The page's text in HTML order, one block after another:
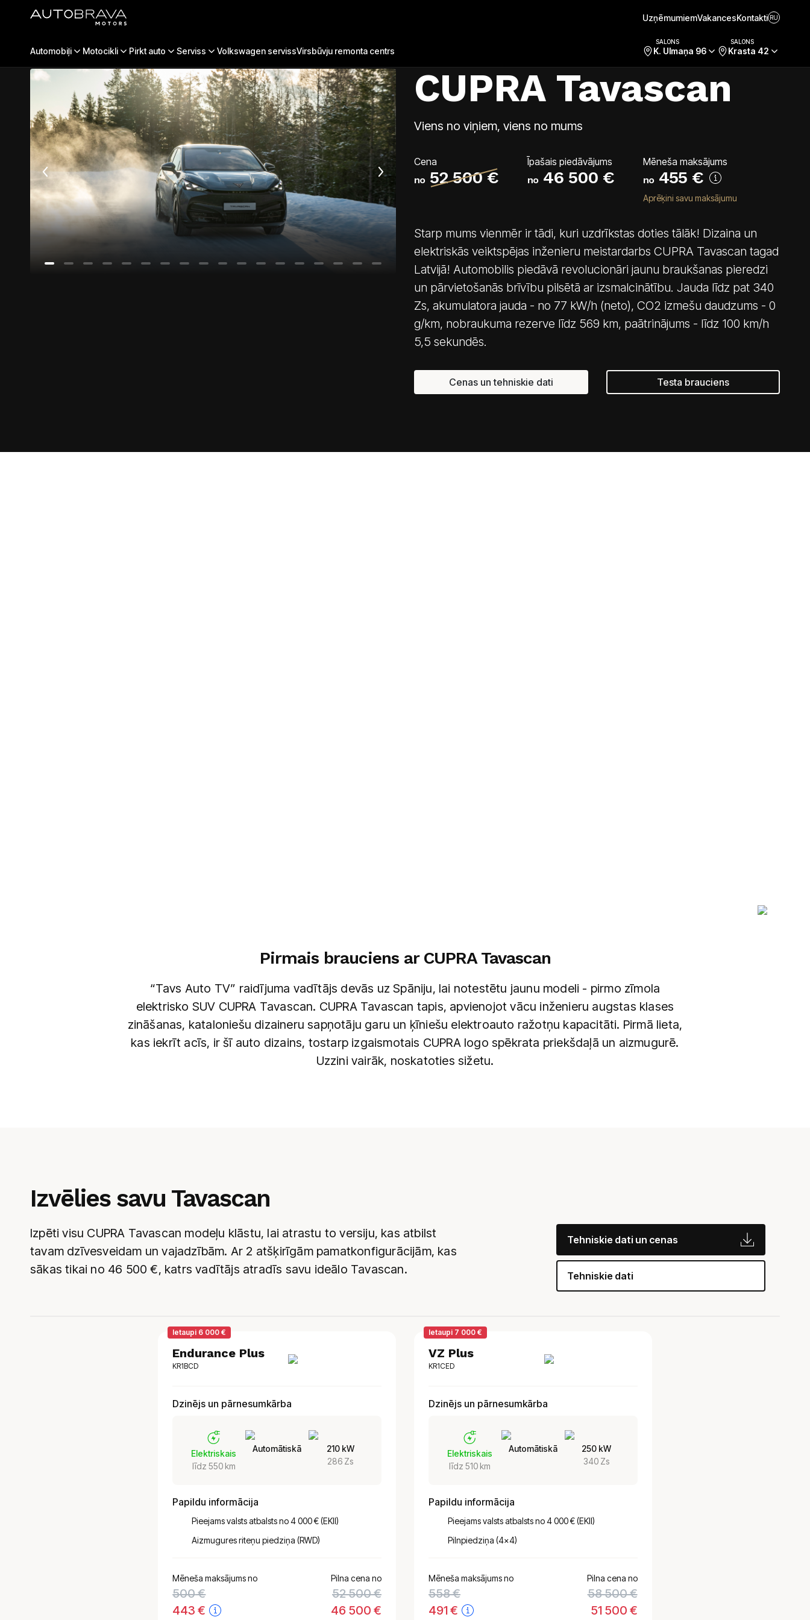
UzņēmumiemVakancesKontakti RU
Automobiļi Motocikli Pirkt auto Serviss Volkswagen servissVirsbūvju remonta centrs
SALONS
K. Ulmaņa 96
SALONS
Krasta 42
CUPRA Tavascan Uzmanības centrā Aprīkojums
Jauni auto CUPRA Tavascan
CUPRA Tavascan
Viens no viņiem, viens no mums
Cena
no 52 500 €
Īpašais piedāvājums
no46 500 €
Mēneša maksājums
no 455 €
Aprēķini savu maksājumu
Starp mums vienmēr ir tādi, kuri uzdrīkstas doties tālāk! Dizaina un
elektriskās veiktspējas inženieru meistardarbs CUPRA Tavascan tagad
Latvijā! Automobilis piedāvā revolucionāri jaunu braukšanas pieredzi
un pārvietošanās brīvību pilsētā ar izsmalcinātību. Jauda līdz pat 340
Zs, akumulatora jauda - no 77 kW/h (neto), CO2 izmešu daudzums - 0
g/km, nobraukuma rezerve līdz 569 km, paātrinājums - līdz 100 km/h
5,5 sekundēs.
Cenas un tehniskie dati Testa brauciens
Pirmais brauciens ar CUPRA Tavascan
“Tavs Auto TV” raidījuma vadītājs devās uz Spāniju, lai notestētu jaunu modeli - pirmo zīmola
elektrisko SUV CUPRA Tavascan. CUPRA Tavascan tapis, apvienojot vācu inženieru augstas klases
zināšanas, kataloniešu dizaineru sapņotāju garu un ķīniešu elektroauto ražotņu kapacitāti. Pirmā lieta,
kas iekrīt acīs, ir šī auto dizains, tostarp izgaismotais CUPRA logo spēkrata priekšdaļā un aizmugurē.
Uzzini vairāk, noskatoties sižetu.
Izvēlies savu Tavascan
Izpēti visu CUPRA Tavascan modeļu klāstu, lai atrastu to versiju, kas atbilst
tavam dzīvesveidam un vajadzībām. Ar 2 atšķirīgām pamatkonfigurācijām, kas
sākas tikai no 46 500 €, katrs vadītājs atradīs savu ideālo Tavascan.
Tehniskie dati un cenas
Tehniskie dati
Ietaupi 6 000 €
Endurance Plus
KR1BCD
Dzinējs un pārnesumkārba
Elektriskais
līdz 550 km
Automātiskā
210 kW
286 Zs
Papildu informācija
Pieejams valsts atbalsts no 4 000 € (EKII)
Aizmugures riteņu piedziņa (RWD)
Mēneša maksājums no
500€
Pilna cena no
52 500 €
443 € 46 500 €
Ietaupi 7 000 €
VZ Plus
KR1CED
Dzinējs un pārnesumkārba
Elektriskais
līdz 510 km
Automātiskā
250 kW
340 Zs
Papildu informācija
Pieejams valsts atbalsts no 4 000 € (EKII)
Pilnpiedziņa (4x4)
Mēneša maksājums no
558€
Pilna cena no
58 500 €
491€ 51 500 €